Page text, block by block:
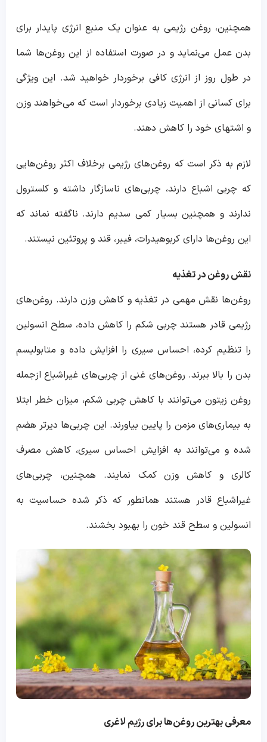
همچنین، روغن رژیمی به عنوان یک منبع انرژی پایدار برای
بدن عمل می‌نماید و در صورت استفاده از این روغن‌ها شما
در طول روز از انرژی کافی برخوردار خواهید شد. این ویژگی
برای کسانی از اهمیت زیادی برخوردار است که می‌خواهند وزن
و اشتهای خود را کاهش دهند.
لازم به ذکر است که روغن‌های رژیمی برخلاف اکثر روغن‌هایی
که چربی اشباع دارند، چربی‌های ناسازگار داشته و کلسترول
ندارند و همچنین بسیار کمی سدیم دارند. ناگفته نماند که
این روغن‌ها دارای کربوهیدرات، فیبر، قند و پروتئین نیستند.
نقش روغن در تغذیه
روغن‌ها نقش مهمی در تغذیه و کاهش وزن دارند. روغن‌های
رژیمی قادر هستند چربی شکم را کاهش داده، سطح انسولین
را تنظیم کرده، احساس سیری را افزایش داده و متابولیسم
بدن را بالا ببرند. روغن‌های غنی از چربی‌های غیراشباع ازجمله
روغن زیتون می‌توانند با کاهش چربی شکم، میزان خطر ابتلا
به بیماری‌های مزمن را پایین بیاورند. این چربی‌ها دیرتر هضم
شده و می‌توانند به افزایش احساس سیری، کاهش مصرف
کالری و کاهش وزن کمک نمایند. همچنین، چربی‌های
غیراشباع قادر هستند همانطور که ذکر شده حساسیت به
انسولین و سطح قند خون را بهبود بخشند.
معرفی بهترین روغن‌ها برای رژیم لاغری